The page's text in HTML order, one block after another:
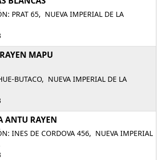
PRAT 65, NUEVA IMPERIAL DE LA
MAPU
BUTACO, NUEVA IMPERIAL DE LA
ANTU RAYEN
INES DE CORDOVA 456, NUEVA IMPERIAL